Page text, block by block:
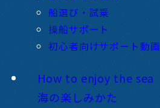
船選び・試乗
操船サポート
初心者向けサポート動画
How to enjoy the sea
海の楽しみかた